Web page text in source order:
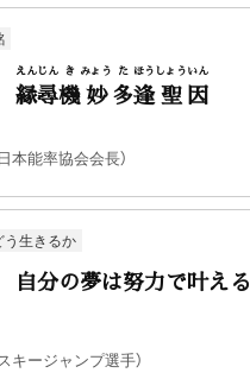
縁
えん
尋
じん
機
き
妙
みょう
多
た
逢
ほう
聖
しょう
因
いん
本能率協会会長）
生きるか
自分の夢は努力で叶える
キージャンプ選手）